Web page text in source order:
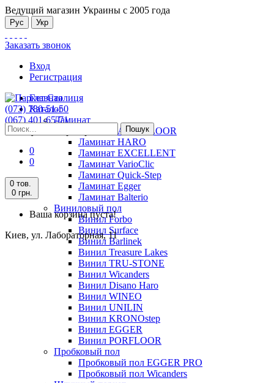
Ведущий магазин Украины с 2005 года
Рус Укр
Заказать звонок
Вход
Регистрация
(073) 780-51-50
(067) 401-65-71
Киев, ул. Лабораторная, 11
Пошук
0
0
0 тов.
0 грн.
Ваша корзина пуста!
Киев, ул. Лабораторная, 11
Главная
Каталог
Ламинат
Ламинат ALSAFLOOR
Ламинат HARO
Ламинат EXCELLENT
Ламинат VarioClic
Ламинат Quick-Step
Ламинат Egger
Ламинат Balterio
Виниловый пол
Винил Forbo
Винил Surface
Винил Barlinek
Винил Treasure Lakes
Винил TRU-STONE
Винил Wicanders
Винил Disano Haro
Винил WINEO
Винил UNILIN
Винил KRONOstep
Винил EGGER
Винил PORFLOOR
Пробковый пол
Пробковый пол EGGER PRO
Пробковый пол Wicanders